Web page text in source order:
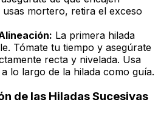
mortero, retira el exceso
La primera hilada
Tómate tu tiempo y asegúrate
recta y nivelada. Usa
lo largo de la hilada como guía.
de las Hiladas Sucesivas